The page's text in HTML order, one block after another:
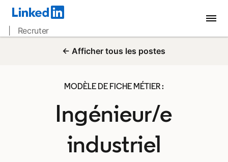
| Recruter
← Afficher tous les postes
MODÈLE DE FICHE MÉTIER :
Ingénieur/e
industriel